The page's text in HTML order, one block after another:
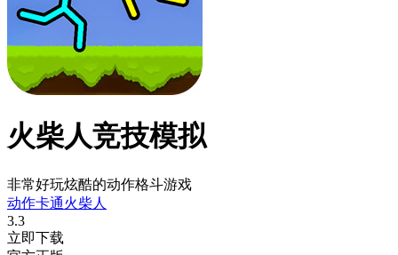
火柴人竞技模拟
非常好玩炫酷的动作格斗游戏
动作卡通火柴人
3.3
立即下载